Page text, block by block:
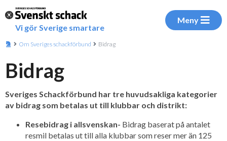
Vi gör Sverige smartare
Meny
Om Sveriges schackförbund Bidrag
Bidrag
Sveriges Schackförbund har tre huvudsakliga kategorier
av bidrag som betalas ut till klubbar och distrikt:
Resebidrag i allsvenskan- Bidrag baserat på antalet
resmil betalas ut till alla klubbar som reser mer än 125